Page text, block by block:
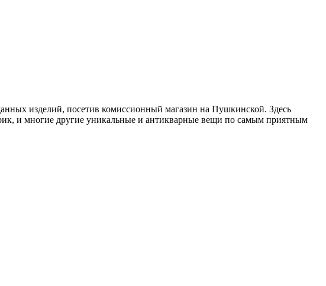
изделий, посетив комиссионный магазин на Пушкинской. Здесь
и многие другие уникальные и антикварные вещи по самым приятным